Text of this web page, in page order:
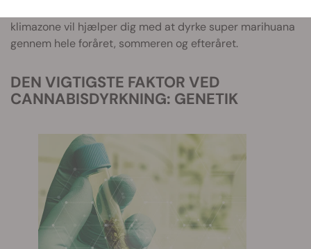
klimazone vil hjælper dig med at dyrke super marihuana
gennem hele foråret, sommeren og efteråret.
DEN VIGTIGSTE FAKTOR VED
CANNABISDYRKNING: GENETIK